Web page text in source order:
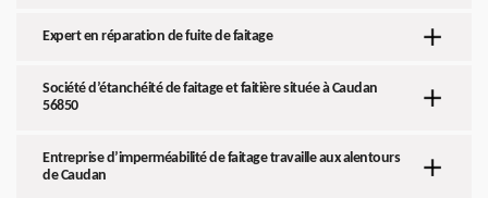
Expert en réparation de fuite de faitage
Société d’étanchéité de faitage et faitière située à Caudan
56850
Entreprise d’imperméabilité de faitage travaille aux alentours
de Caudan